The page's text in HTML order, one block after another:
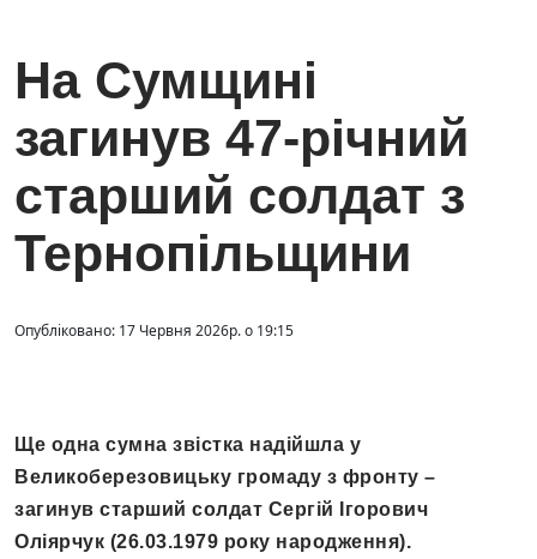
На Сумщині
загинув 47-річний
старший солдат з
Тернопільщини
Опубліковано: 17 Червня 2026р. о 19:15
Ще одна сумна звістка надійшла у
Великоберезовицьку громаду з фронту –
загинув старший солдат Сергій Ігорович
Оліярчук (26.03.1979 року народження).